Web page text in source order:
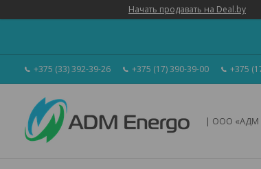
Начать продавать на Deal.by
+375 (33) 392-39-26 +375 (17) 390-39-00 +375
| ООО «АДМ